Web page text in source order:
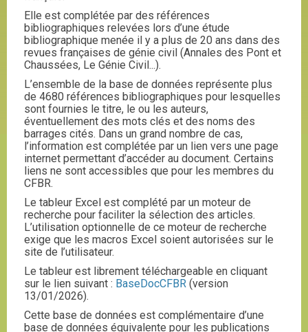
Elle est complétée par des références
bibliographiques relevées lors d’une étude
bibliographique menée il y a plus de 20 ans dans des
revues françaises de génie civil (Annales des Pont et
Chaussées, Le Génie Civil...).
L’ensemble de la base de données représente plus
de 4680 références bibliographiques pour lesquelles
sont fournies le titre, le ou les auteurs,
éventuellement des mots clés et des noms des
barrages cités. Dans un grand nombre de cas,
l’information est complétée par un lien vers une page
internet permettant d’accéder au document. Certains
liens ne sont accessibles que pour les membres du
CFBR.
Le tableur Excel est complété par un moteur de
recherche pour faciliter la sélection des articles.
L’utilisation optionnelle de ce moteur de recherche
exige que les macros Excel soient autorisées sur le
site de l’utilisateur.
Le tableur est librement téléchargeable en cliquant
sur le lien suivant : BaseDocCFBR (version
13/01/2026).
Cette base de données est complémentaire d’une
base de données équivalente pour les publications